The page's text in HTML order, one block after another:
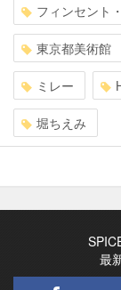
フィンセント
東京都美術館
ミレー
堀ちえみ
最